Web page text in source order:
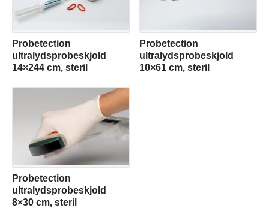
Probetection
ultralydsprobeskjold
14×244 cm, steril
Probetection
ultralydsprobeskjold
10×61 cm, steril
Probetection
ultralydsprobeskjold
8×30 cm, steril